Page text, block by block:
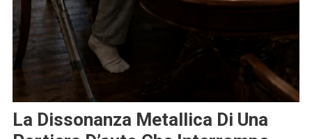
La Dissonanza Metallica Di Una